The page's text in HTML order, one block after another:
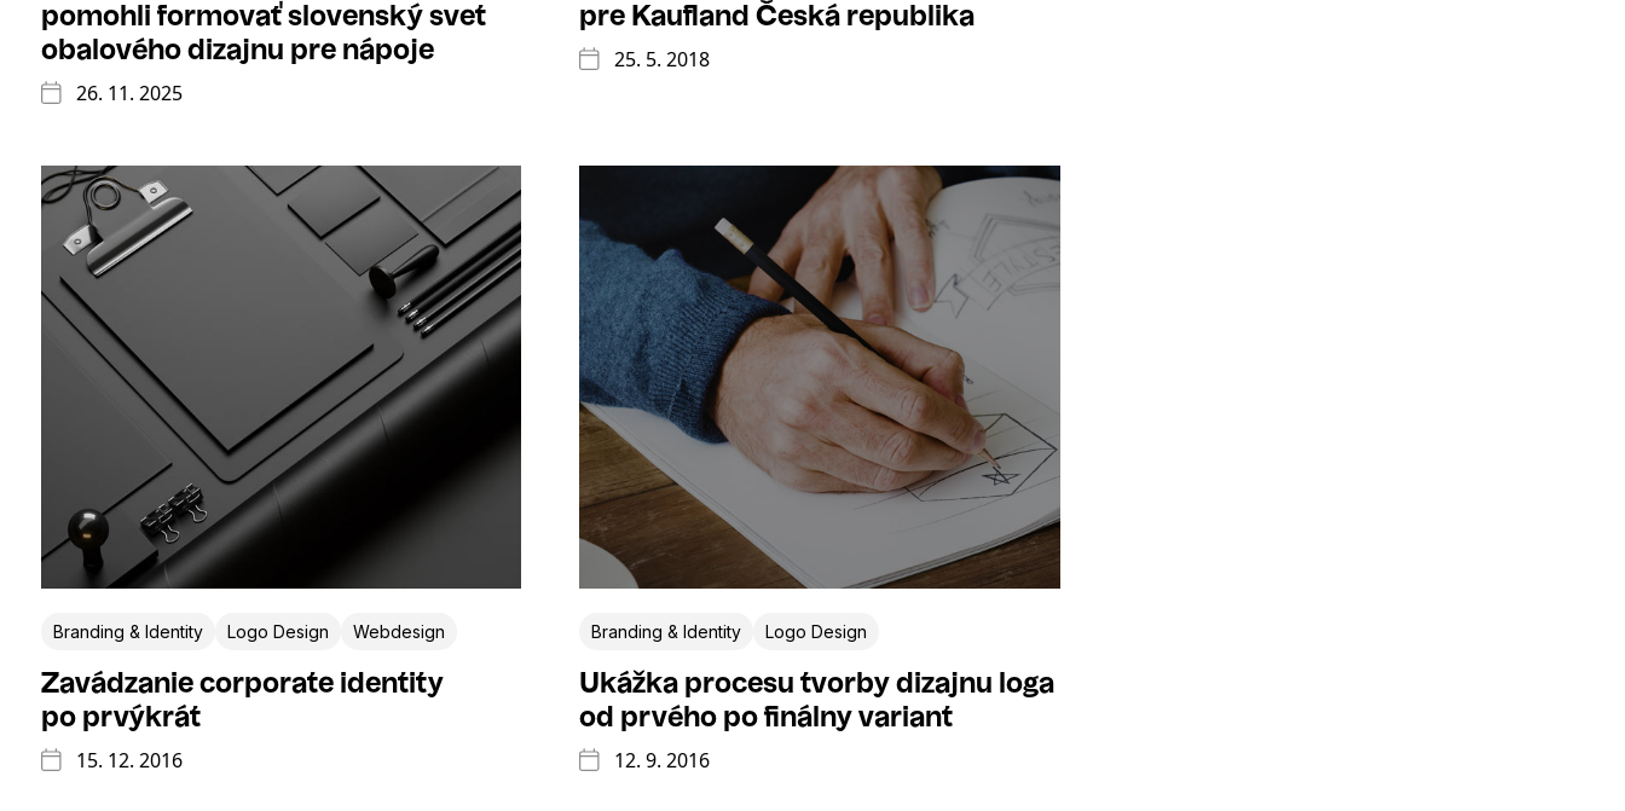
pomohli formovať slovenský svet
obalového dizajnu pre nápoje
26. 11. 2025
pre Kaufland Česká republika
25. 5. 2018
Branding & Identity Logo Design Webdesign
Zavádzanie corporate identity
po prvýkrát
15. 12. 2016
Branding & Identity Logo Design
Ukážka procesu tvorby dizajnu loga
od prvého po finálny variant
12. 9. 2016